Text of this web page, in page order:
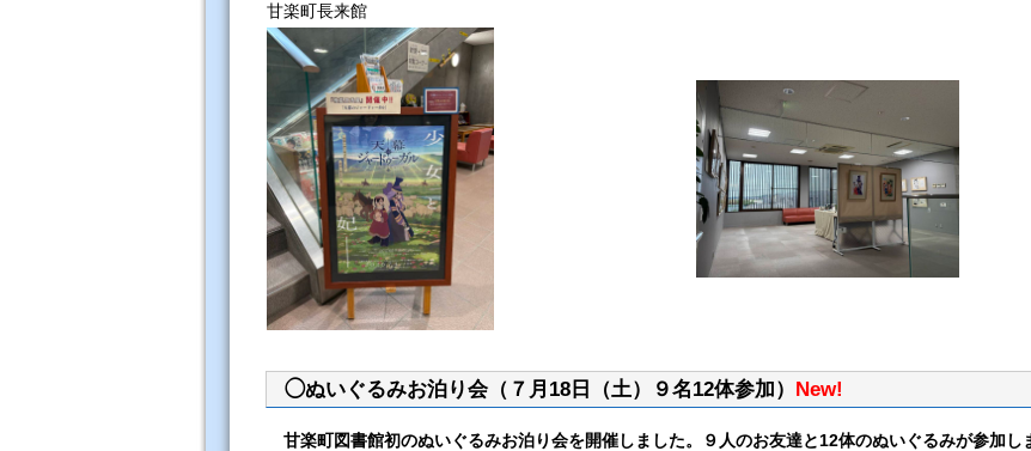
甘楽町長来館
◯ぬいぐるみお泊り会（７月18日（土）９名12体参加） New!
甘楽町図書館初のぬいぐるみお泊り会を開催しました。９人のお友達と12体のぬいぐるみが参加